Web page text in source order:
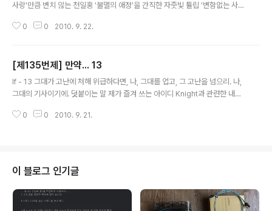
사랑'만큼 변치 않는 천일홍 '불멸의 애정'을 간직한 자줏빛 튤립 '변함없는 사
꽃 한두 가지는 꼭 위키백과에 없더군요. 구글신께 부탁을 드려서 찾았습니다.
니다. 간혹 다른 꽃도 보이는데, 그래 봐야 '카네이션'과 '안개꽃'이네요. 이 글은
스프링노트에서 작성되었습니다.
0 0 2010. 9. 22.
[제135번제] 만약... 13
If - 13 그대가 고난에 처해 위급하다면, 나, 그대를 업고, 그 고난을 넘으리. 나,
그대의 기사이기에. 덧붙이는 말 제가 즐겨 쓰는 아이디 Knight과 관련한 내용
0 0 2010. 9. 21.
이 블로그 인기글